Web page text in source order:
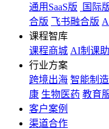
通用SaaS版
国际
合版 飞书融合版
课程智库
课程商城 AI制课
行业方案
跨境出海 智能制造
康 生物医药 教育
客户案例
渠道合作